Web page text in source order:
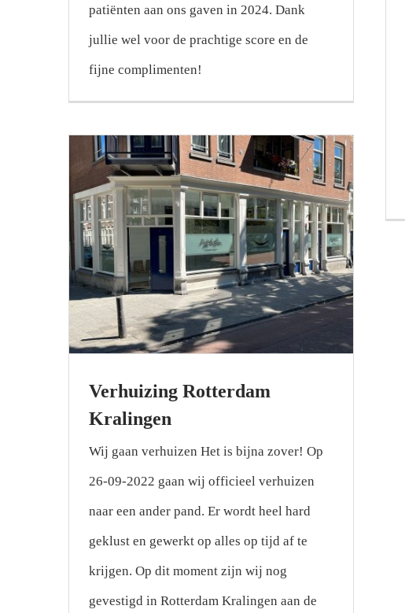
patiënten aan ons gaven in 2024. Dank
jullie wel voor de prachtige score en de
fijne complimenten!
Verhuizing Rotterdam
Kralingen
Wij gaan verhuizen Het is bijna zover! Op
26-09-2022 gaan wij officieel verhuizen
naar een ander pand. Er wordt heel hard
geklust en gewerkt op alles op tijd af te
krijgen. Op dit moment zijn wij nog
gevestigd in Rotterdam Kralingen aan de